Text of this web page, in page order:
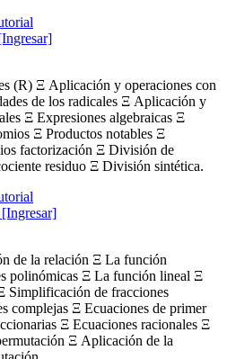
(R) Ξ Aplicación y operaciones con
de los radicales Ξ Aplicación y
Ξ Expresiones algebraicas Ξ
Ξ Productos notables Ξ
factorización Ξ División de
residuo Ξ División sintética.
de la relación Ξ La función
polinómicas Ξ La función lineal Ξ
Simplificación de fracciones
complejas Ξ Ecuaciones de primer
Ξ Ecuaciones racionales Ξ
Ξ Aplicación de la